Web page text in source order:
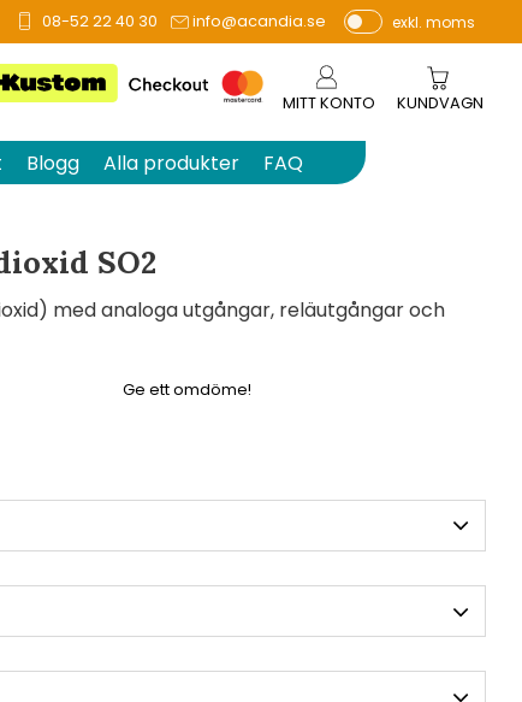
08-52 22 40 30 info@acandia.se
P
e
r
vi
exkl. moms
MITT KONTO KUNDVAGN
Blogg Alla produkter FAQ
SO2
med analoga utgångar, reläutgångar och
Ge ett omdöme!
betyg.